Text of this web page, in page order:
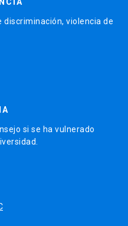
discriminación, violencia de
si se ha vulnerado